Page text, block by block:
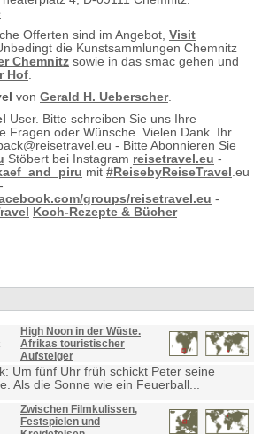
Offerten sind im Angebot, Visit
die Kunstsammlungen Chemnitz
Chemnitz sowie in das smac gehen und
Hof.
von Gerald H. Ueberscher.
User. Bitte schreiben Sie uns Ihre
Fragen oder Wünsche. Vielen Dank. Ihr
- Bitte Abonnieren Sie
Stöbert bei Instagram reisetravel.eu -
mit #ReisebyReiseTravel .eu
groups/reisetravel.eu -
Koch-Rezepte & Bücher–
High Noon in der Wüste.
Afrikas touristischer
Aufsteiger
Um fünf Uhr früh schickt Peter seine
Als die Sonne wie ein Feuerball...
Zwischen Filmkulissen,
Festspielen und